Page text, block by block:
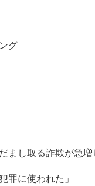
グ
まし取る詐欺が急増
罪に使われた」